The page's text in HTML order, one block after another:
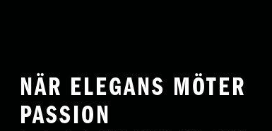
NÄR ELEGANS MÖTER
PASSION